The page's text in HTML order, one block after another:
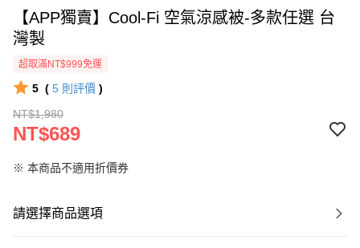
【APP獨賣】Cool-Fi 空氣涼感被-多款任選 台
灣製
超取滿NT$999免運
5 ( 5 則評價 )
NT$1,980
NT$689
※ 本商品不適用折價券
請選擇商品選項